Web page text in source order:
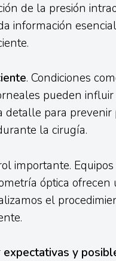
de la presión
información
. Condiciones
pueden influir
detalle para prevenir
la cirugía.
importante.
óptica ofrecen
el
expectativas y